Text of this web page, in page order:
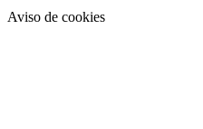
Aviso de cookies